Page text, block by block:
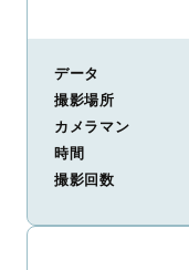
データ
撮影場所
カメラマン
時間
撮影回数